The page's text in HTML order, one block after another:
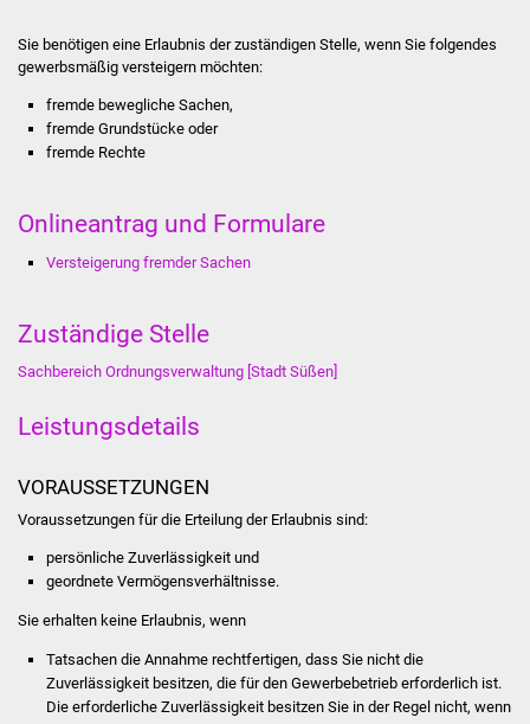
Partnerstädte
Projekte
Sanierung Hallenbad
Sie benötigen eine Erlaubnis der zuständigen Stelle, wenn Sie folgendes
gewerbsmäßig versteigern möchten:
fremde bewegliche Sachen,
fremde Grundstücke oder
fremde Rechte
Onlineantrag und Formulare
Versteigerung fremder Sachen
Zuständige Stelle
Sachbereich Ordnungsverwaltung [Stadt Süßen]
Leistungsdetails
VORAUSSETZUNGEN
Voraussetzungen für die Erteilung der Erlaubnis sind:
persönliche Zuverlässigkeit und
geordnete Vermögensverhältnisse.
Sie erhalten keine Erlaubnis, wenn
Tatsachen die Annahme rechtfertigen, dass Sie nicht die
Zuverlässigkeit besitzen, die für den Gewerbebetrieb erforderlich ist.
Die erforderliche Zuverlässigkeit besitzen Sie in der Regel nicht, wenn